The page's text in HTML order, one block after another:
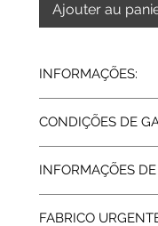
Ajouter au
INFORMAÇÕES:
Acabamento ródio |
Largura 4,5 mm
Peso medio: 3,8 grs
CONDIÇÕES DE
abrangidos pela
assegurada pelas
da garantia a Rota
INFORMAÇÕES
FABRICO